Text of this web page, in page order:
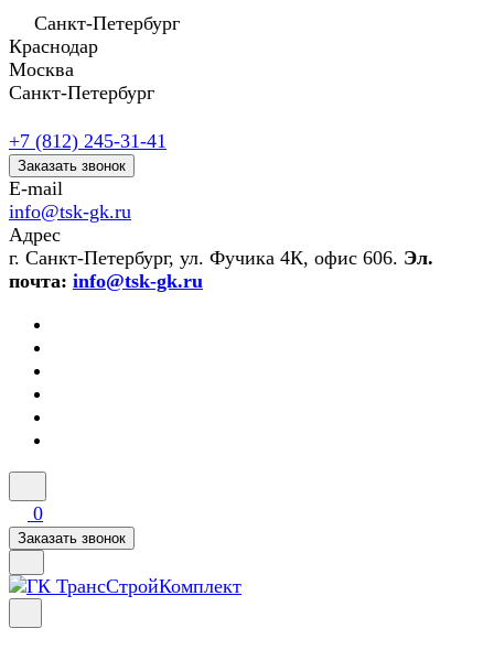
Санкт-Петербург
Краснодар
Москва
Санкт-Петербург
+7 (812) 245-31-41
Заказать звонок
E-mail
info@tsk-gk.ru
Адрес
г. Санкт-Петербург, ул. Фучика 4К, офис 606. Эл.
почта: info@tsk-gk.ru
0
Заказать звонок